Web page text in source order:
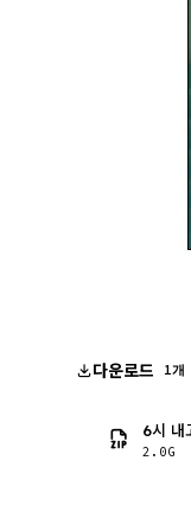
다운로드 1개
6시
2.0G